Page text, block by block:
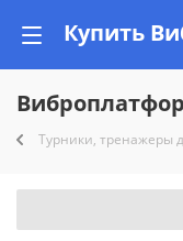
Турники, тренажеры